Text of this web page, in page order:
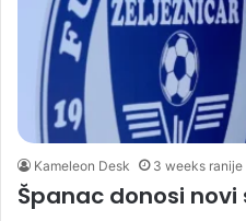
Kameleon Desk 3 weeks ranije
Španac donosi